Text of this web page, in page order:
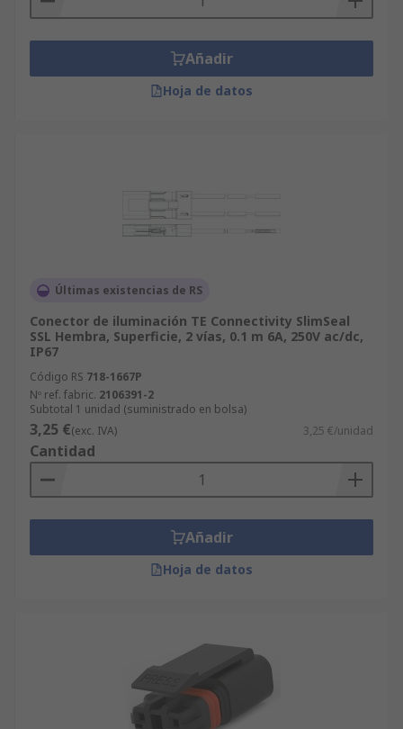
Añadir
Hoja de datos
Últimas existencias de RS
Conector de iluminación TE Connectivity SlimSeal
SSL Hembra, Superficie, 2 vías, 0.1 m 6A, 250V ac/dc,
IP67
Código RS 718-1667P
Nº ref. fabric. 2106391-2
Subtotal 1 unidad (suministrado en bolsa)
3,25 €(exc. IVA) 3,25 €/unidad
Cantidad
Añadir
Hoja de datos